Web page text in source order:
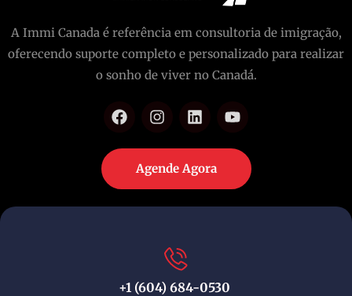
A Immi Canada é referência em consultoria de imigração,
oferecendo suporte completo e personalizado para realizar
o sonho de viver no Canadá.
Agende Agora
+1 (604) 684-0530